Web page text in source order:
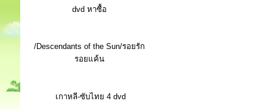
dvd หาซื้อ
/Descendants of the Sun/รอยรัก
รอยแค้น
เกาหลี-ซับไทย 4 dvd